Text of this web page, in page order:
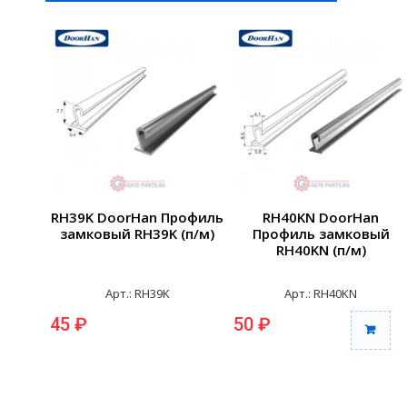
RH39K DoorHan Профиль
замковый RH39K (п/м)
Арт.: RH39K
45 ₽
RH40KN DoorHan
Профиль замковый
RH40KN (п/м)
Арт.: RH40KN
50 ₽